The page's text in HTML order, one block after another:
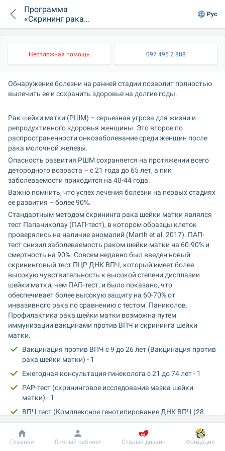
Программа
«Скрининг рака
шейки матки»
Рус
Неотложная помощь 097 495 2 888
Обнаружение болезни на ранней стадии позволит полностью
вылечить ее и сохранить здоровье на долгие годы.
Рак шейки матки (РШМ) – серьезная угроза для жизни и
репродуктивного здоровья женщины. Это второе по
распространенности онкозаболевание среди женщин после
рака молочной железы.
Опасность развития РШМ сохраняется на протяжении всего
детородного возраста – с 21 года до 65 лет, а пик
заболеваемости приходится на 40-44 года.
Важно помнить, что успех лечения болезни на первых стадиях
ее развития – более 90%.
Стандартным методом скрининга рака шейки матки являлся
тест Папаниколау (ПАП-тест), в котором образцы клеток
проверялись на наличие аномалий (Marth et al. 2017). ПАП-
тест снизил заболеваемость раком шейки матки на 60-90% и
смертность на 90%. Совсем недавно был введен новый
скрининговый тест ПЦР ДНК ВПЧ, который имеет более
высокую чувствительность к высокой степени дисплазии
шейки матки, чем ПАП-тест, и было показано, что
обеспечивает более высокую защиту на 60-70% от
инвазивного рака по сравнению с тестом. Паниколов.
Профилактика рака шейки матки возможна путем
иммунизации вакцинами против ВПЧ и скрининга шейки
матки.
Вакцинация против ВПЧ с 9 до 26 лет (Вакцинация против
рака шейки матки) - 1
Ежегодная консультация гинеколога с 21 до 74 лет - 1
PAP-тест (скрининговое исследование мазка шейки
матки) - 1
ВПЧ тест (Комплексное генотипирование ДНК ВПЧ (28
генотипов) в полуколичественном формате REAL TIME) - 1
Добробут Информация Пациенту
Главная Личный кабинет Старый дизайн Фондация